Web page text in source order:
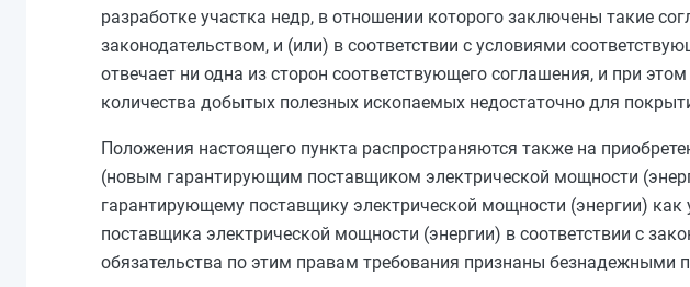
разработке участка недр, в отношении которого заключены такие
законодательством, и (или) в соответствии с условиями
отвечает ни одна из сторон соответствующего соглашения, и при
количества добытых полезных ископаемых недостаточно для
Положения настоящего пункта распространяются также на
(новым гарантирующим поставщиком электрической мощности
гарантирующему поставщику электрической мощности (энергии)
поставщика электрической мощности (энергии) в соответствии с
обязательства по этим правам требования признаны безнадежными